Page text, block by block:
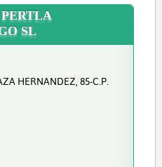
SL
HERNANDEZ, 85-C.P.